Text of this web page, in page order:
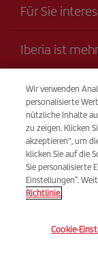
Für Sie
Erklärung zur
Sitemap
Nachhaltigkeit
Iberia ist mehr
Iberia-Gruppe
Aktionäre und
Unsere Allianzen
British Airways
Transparenz
Rechtliche
Beförderungs-
Fluggastrechte
Allgemeine
Bedingungen für
Richtlinien zum
Telefonverkauf
(+41)
Von Montag bis
Französisch).
(Spanisch und
© Iberia 2026
Wir verwenden
personalisierte
nützliche Inhalte
zu zeigen. Klicken
akzeptieren“, um
klicken Sie auf die
Sie personalisierte
Einstellungen".
Richtlinie.
Cookie-